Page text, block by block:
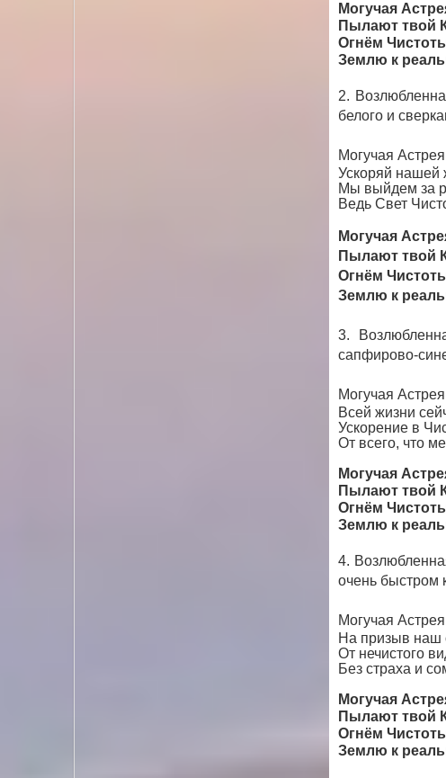
Могучая
Пылают твой
Огнём
Землю к
2.
белого и
Могучая
Ускоряй нашей
Мы выйдем за
Ведь Свет
Могучая
Пылают твой
Огнём
Землю к
3.
сапфирово-
Могучая
Всей жизни
Ускорение в
От всего, что
Могучая
Пылают твой
Огнём
Землю к
4.
очень быстром
Могучая
На призыв наш
От нечистого
Без страха и
Могучая
Пылают твой
Огнём
Землю к